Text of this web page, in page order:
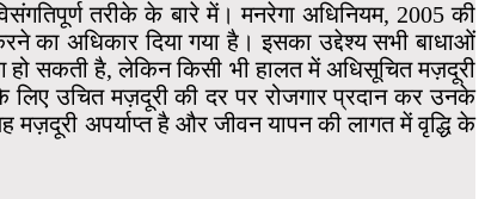
तरीके के बारे में। मनरेगा अधिनियम, 2005 की
का अधिकार दिया गया है। इसका उद्देश्य सभी बाधाओं
सकती है, लेकिन किसी भी हालत में अधिसूचित मज़दूरी
लिए उचित मज़दूरी की दर पर रोजगार प्रदान कर उनके
मज़दूरी अपर्याप्त है और जीवन यापन की लागत में वृद्धि के